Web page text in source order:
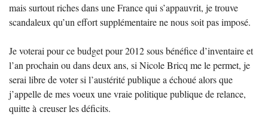
mais surtout riches dans une France qui s’appauvrit, je trouve
scandaleux qu’un effort supplémentaire ne nous soit pas imposé.
Je voterai pour ce budget pour 2012 sous bénéfice d’inventaire et
l’an prochain ou dans deux ans, si Nicole Bricq me le permet, je
serai libre de voter si l’austérité publique a échoué alors que
j’appelle de mes voeux une vraie politique publique de relance,
quitte à creuser les déficits.